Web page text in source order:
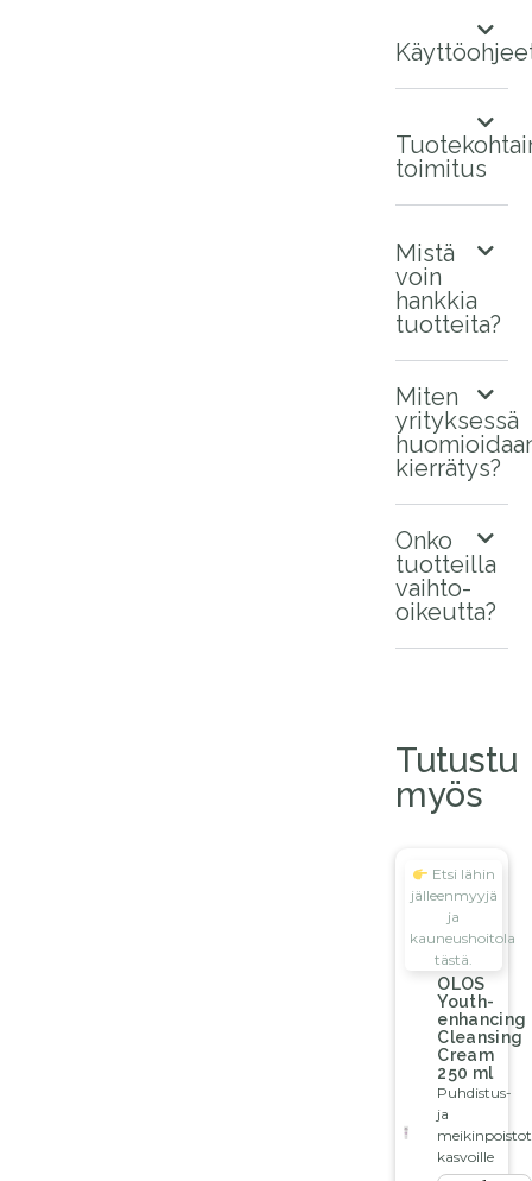
toimitus
Mistä
voin
hankkia
tuotteita?
Miten
yrityksessä
kierrätys?
Onko
tuotteilla
vaihto-
oikeutta?
Tutustu
myös
Etsi lähin
jälleenmyyjä
ja
kauneushoitola
tästä.
OLOS
Youth-
enhancing
Cleansing
Cream
250 ml
Puhdistus-
ja
kasvoille